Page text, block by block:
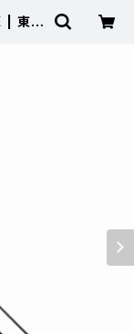
| 東海